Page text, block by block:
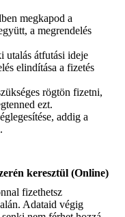
megkapod a
a megrendelés
utalás átfutási ideje
elindítása a fizetés
rögtön fizetni,
ezt.
addig a
keresztül (Online)
fizethetsz
Adataid végig